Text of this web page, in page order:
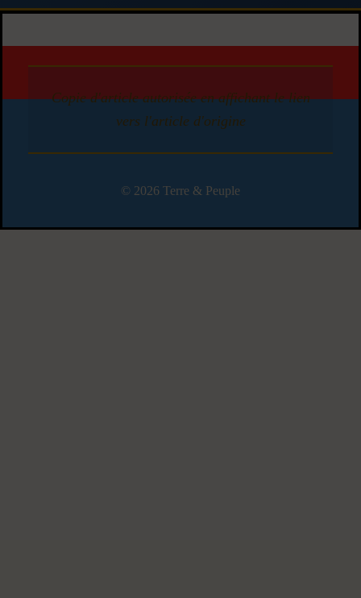
Copie d'article autorisée en affichant le lien
vers l'article d'origine
© 2026 Terre & Peuple